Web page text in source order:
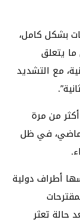
بشكل كامل،
ما يتعلق
مع التشديد
من مرة
في ظل
أطراف دولية
حالة تعثر